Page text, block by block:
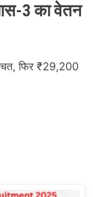
3 का वेतन
फिर ₹29,200